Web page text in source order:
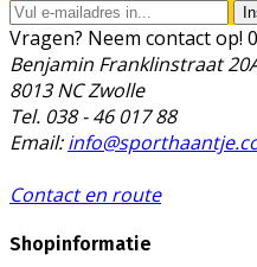
Vragen? Neem contact op!
Benjamin Franklinstraat
8013 NC Zwolle
Tel. 038 - 46 017 88
Email:
Contact en route
Shopinformatie